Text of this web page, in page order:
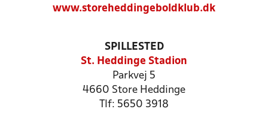
www.storeheddingeboldklub.dk
SPILLESTED
St. Heddinge Stadion
Parkvej 5
4660 Store Heddinge
Tlf: 5650 3918